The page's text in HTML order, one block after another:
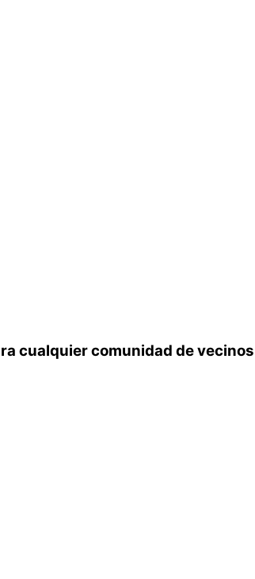
cualquier comunidad de vecinos